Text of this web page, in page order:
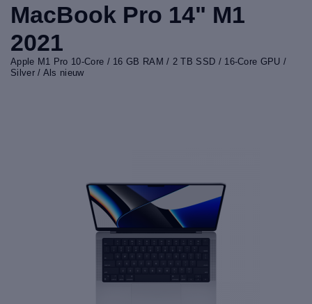
MacBook Pro 14" M1
2021
Apple M1 Pro 10-Core / 16 GB RAM / 2 TB SSD / 16-Core GPU /
Silver / Als nieuw